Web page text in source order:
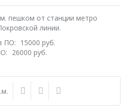
пешком от станции метро
линии.
ПО: 15000 руб.
26000 руб.